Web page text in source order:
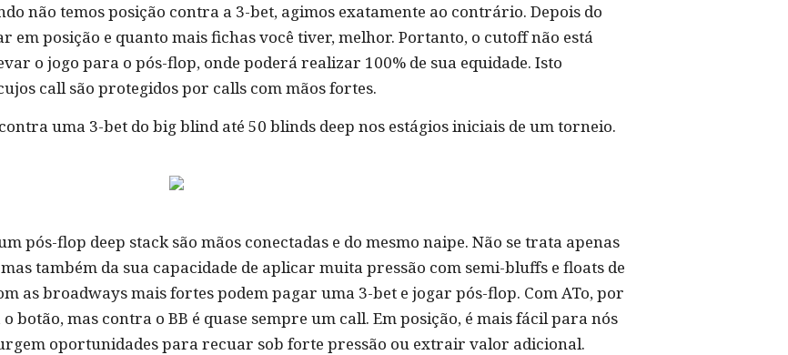
não temos posição contra a 3-bet, agimos exatamente ao contrário. Depois do
posição e quanto mais fichas você tiver, melhor. Portanto, o cutoff não está
o jogo para o pós-flop, onde poderá realizar 100% de sua equidade. Isto
call são protegidos por calls com mãos fortes.
uma 3-bet do big blind até 50 blinds deep nos estágios iniciais de um torneio.
pós-flop deep stack são mãos conectadas e do mesmo naipe. Não se trata apenas
também da sua capacidade de aplicar muita pressão com semi-bluffs e floats de
as broadways mais fortes podem pagar uma 3-bet e jogar pós-flop. Com ATo, por
botão, mas contra o BB é quase sempre um call. Em posição, é mais fácil para nós
oportunidades para recuar sob forte pressão ou extrair valor adicional.